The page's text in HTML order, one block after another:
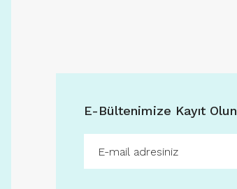
E-Bültenimize Kayıt Olun